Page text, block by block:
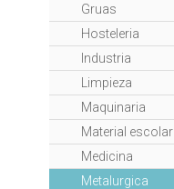
Gruas
Hosteleria
Industria
Limpieza
Maquinaria
Material escolar
Medicina
Metalurgica